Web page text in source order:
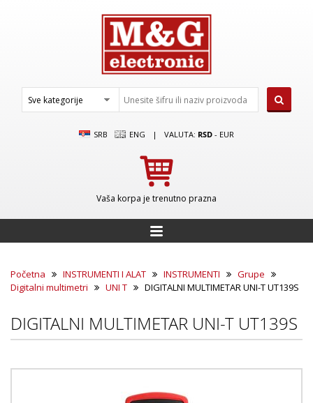
SRB ENG | VALUTA: RSD - EUR
Vaša korpa je trenutno prazna
Početna INSTRUMENTI I ALAT INSTRUMENTI
Grupe
Digitalni multimetri
UNI T DIGITALNI MULTIMETAR UNI-T UT139S
DIGITALNI MULTIMETAR UNI-T UT139S